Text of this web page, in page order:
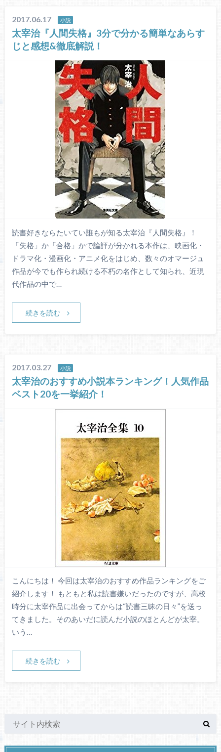
2017.06.17 小説
太宰治『人間失格』3分で分かる簡単なあらす
じと感想&徹底解説！
読書好きならたいてい誰もが知る太宰治『人間失格』！
「失格」か「合格」かで論評が分かれる本作は、映画化・
ドラマ化・漫画化・アニメ化をはじめ、数々のオマージュ
作品が今でも作られ続ける不朽の名作として知られ、近現
代作品の中で…
続きを読む
2017.03.27 小説
太宰治のおすすめ小説本ランキング！人気作品
ベスト20を一挙紹介！
こんにちは！ 今回は太宰治のおすすめ作品ランキングをご
紹介します！ もともと私は読書嫌いだったのですが、高校
時分に太宰作品に出会ってからは“読書三昧の日々”を送っ
てきました。そのあいだに読んだ小説のほとんどが太宰。
いう…
続きを読む